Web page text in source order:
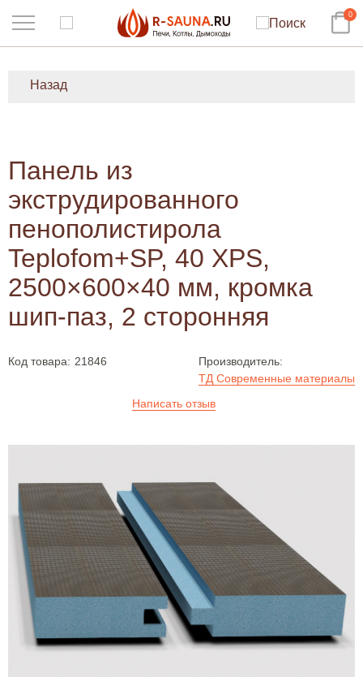
0
Назад
Панель из
экструдированного
пенополистирола
Teplofom+SP, 40 XPS,
2500×600×40 мм, кромка
шип-паз, 2 сторонняя
Код товара: 21846
Производитель:
ТД Современные материалы
Написать отзыв